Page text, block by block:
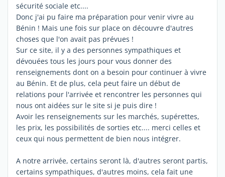
sécurité sociale etc....
Donc j'ai pu faire ma préparation pour venir vivre au
Bénin ! Mais une fois sur place on découvre d'autres
choses que l'on avait pas prévues !
Sur ce site, il y a des personnes sympathiques et
dévouées tous les jours pour vous donner des
renseignements dont on a besoin pour continuer à vivre
au Bénin. Et de plus, cela peut faire un début de
relations pour l'arrivée et rencontrer les personnes qui
nous ont aidées sur le site si je puis dire !
Avoir les renseignements sur les marchés, supérettes,
les prix, les possibilités de sorties etc.... merci celles et
ceux qui nous permettent de bien nous intégrer.
A notre arrivée, certains seront là, d'autres seront partis,
certains sympathiques, d'autres moins, cela fait une